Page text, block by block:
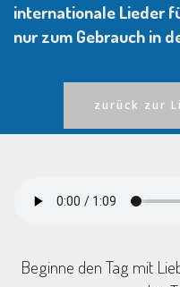
internationale Lieder
nur zum Gebrauch in
zurück zur
Beginne den Tag mit